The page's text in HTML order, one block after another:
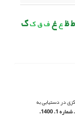
ظعغفقکگ
در دستیابی به
[دوره 9، شماره 1، 1400،